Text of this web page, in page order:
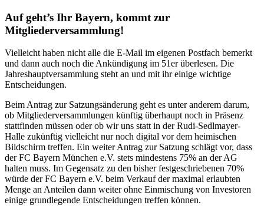
Auf geht’s Ihr Bayern, kommt zur
Mitgliederversammlung!
Vielleicht haben nicht alle die E-Mail im eigenen Postfach bemerkt
und dann auch noch die Ankündigung im 51er überlesen. Die
Jahreshauptversammlung steht an und mit ihr einige wichtige
Entscheidungen.
Beim Antrag zur Satzungsänderung geht es unter anderem darum,
ob Mitgliederversammlungen künftig überhaupt noch in Präsenz
stattfinden müssen oder ob wir uns statt in der Rudi-Sedlmayer-
Halle zukünftig vielleicht nur noch digital vor dem heimischen
Bildschirm treffen. Ein weiter Antrag zur Satzung schlägt vor, dass
der FC Bayern München e.V. stets mindestens 75% an der AG
halten muss. Im Gegensatz zu den bisher festgeschriebenen 70%
würde der FC Bayern e.V. beim Verkauf der maximal erlaubten
Menge an Anteilen dann weiter ohne Einmischung von Investoren
einige grundlegende Entscheidungen treffen können.